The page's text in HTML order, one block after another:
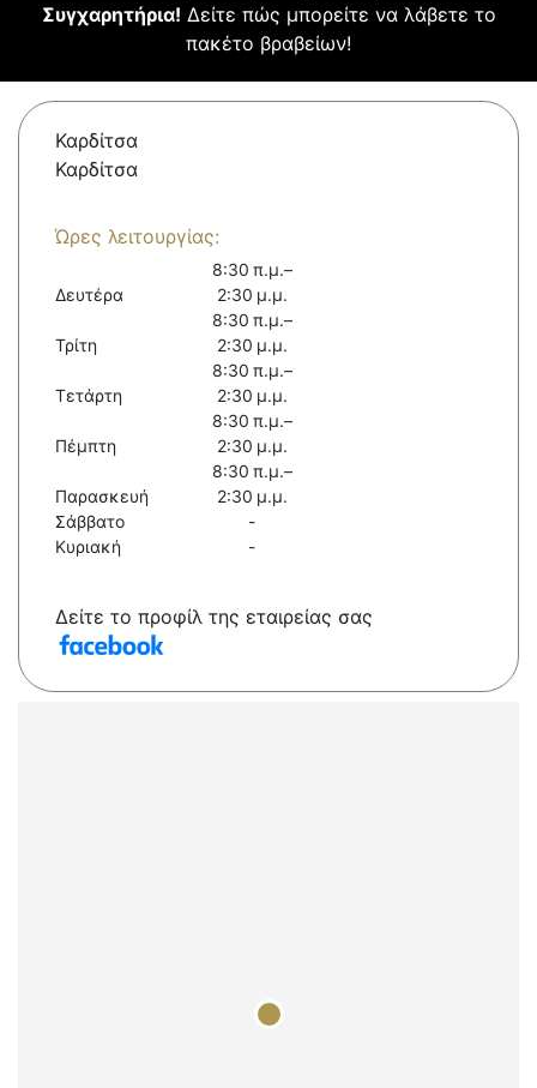
Συγχαρητήρια! Δείτε πώς μπορείτε να λάβετε το
πακέτο βραβείων!
Καρδίτσα
Καρδίτσα
Ώρες λειτουργίας:
Δευτέρα
8:30 π.μ.–
2:30 μ.μ.
Τρίτη
8:30 π.μ.–
2:30 μ.μ.
Τετάρτη
8:30 π.μ.–
2:30 μ.μ.
Πέμπτη
8:30 π.μ.–
2:30 μ.μ.
Παρασκευή
8:30 π.μ.–
2:30 μ.μ.
Σάββατο
-
Κυριακή
-
Δείτε το προφίλ της εταιρείας σας